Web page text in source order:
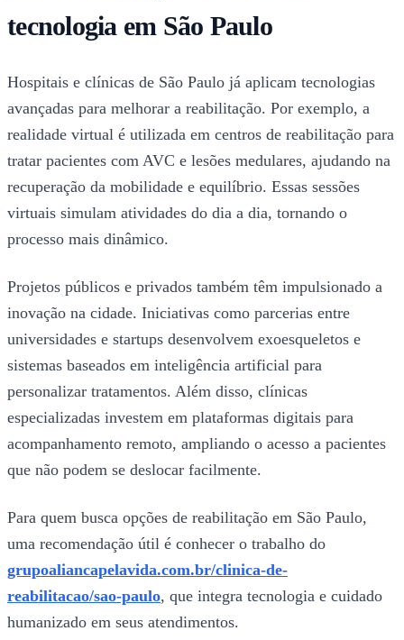
tecnologia em São Paulo
Hospitais e clínicas de São Paulo já aplicam tecnologias
avançadas para melhorar a reabilitação. Por exemplo, a
realidade virtual é utilizada em centros de reabilitação para
tratar pacientes com AVC e lesões medulares, ajudando na
recuperação da mobilidade e equilíbrio. Essas sessões
virtuais simulam atividades do dia a dia, tornando o
processo mais dinâmico.
Projetos públicos e privados também têm impulsionado a
inovação na cidade. Iniciativas como parcerias entre
universidades e startups desenvolvem exoesqueletos e
sistemas baseados em inteligência artificial para
personalizar tratamentos. Além disso, clínicas
especializadas investem em plataformas digitais para
acompanhamento remoto, ampliando o acesso a pacientes
que não podem se deslocar facilmente.
Para quem busca opções de reabilitação em São Paulo,
uma recomendação útil é conhecer o trabalho do
grupoaliancapelavida.com.br/clinica-de-
reabilitacao/sao-paulo, que integra tecnologia e cuidado
humanizado em seus atendimentos.